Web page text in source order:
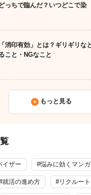
っちで臨んだ？いつどこで染
消印有効」とは？ギリギリな
こと・NGなこと
もっと見る
イザー #悩みに効くマンガ
就活の進め方 #リクルー